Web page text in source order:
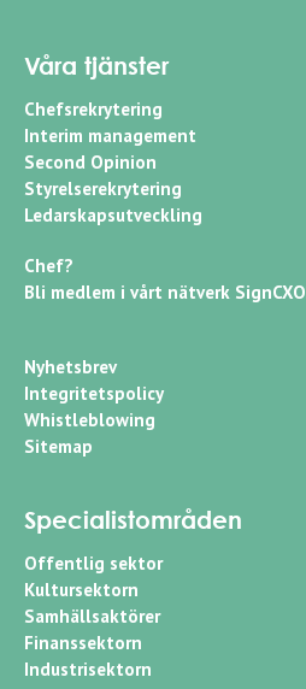
Våra tjänster
Chefsrekrytering
Interim management
Second Opinion
Styrelserekrytering
Ledarskapsutveckling
Chef?
Bli medlem i vårt nätverk SignCXO
Nyhetsbrev
Integritetspolicy
Whistleblowing
Sitemap
Specialistområden
Offentlig sektor
Kultursektorn
Samhällsaktörer
Finanssektorn
Industrisektorn